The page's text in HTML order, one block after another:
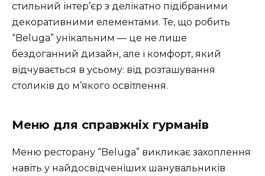
стильний інтер’єр з делікатно підібраними
декоративними елементами. Те, що робить
“Beluga” унікальним — це не лише
бездоганний дизайн, але і комфорт, який
відчувається в усьому: від розташування
столиків до м’якого освітлення.
Меню для справжніх гурманів
Меню ресторану “Beluga” викликає захоплення
навіть у найдосвідченіших шанувальників